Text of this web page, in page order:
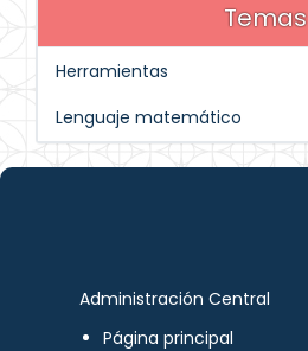
Temas
Herramientas
Lenguaje matemático
Administración Central
Página principal